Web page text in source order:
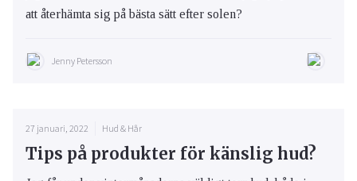
att återhämta sig på bästa sätt efter solen?
Jenny Petersson
27 januari, 2022 Hud & Hår
Tips på produkter för känslig hud?